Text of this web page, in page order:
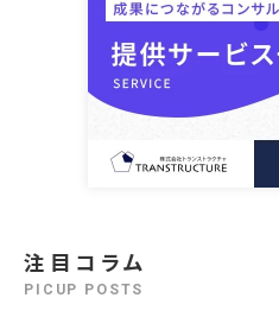
注目コラム
PICUP POSTS